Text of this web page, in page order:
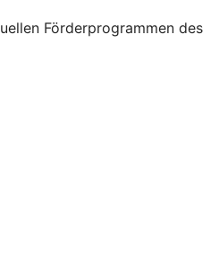
Förderprogrammen des